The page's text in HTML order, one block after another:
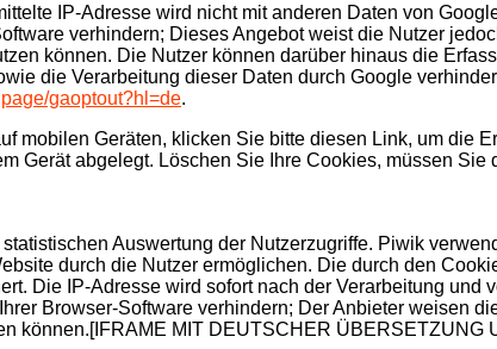
IP-Adresse wird nicht mit anderen Daten von
verhindern; Dieses Angebot weist die Nutzer
können. Die Nutzer können darüber hinaus die
die Verarbeitung dieser Daten durch Google
gaoptout?hl=de.
mobilen Geräten, klicken Sie bitte diesen Link, um die
Gerät abgelegt. Löschen Sie Ihre Cookies, müssen Sie
Auswertung der Nutzerzugriffe. Piwik
durch die Nutzer ermöglichen. Die durch den
Die IP-Adresse wird sofort nach der Verarbeitung
Browser-Software verhindern; Der Anbieter weisen
können.[IFRAME MIT DEUTSCHER ÜBERSETZUNG